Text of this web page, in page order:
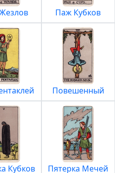
Паж Кубков
Повешенный
Кубков Пятерка Мечей